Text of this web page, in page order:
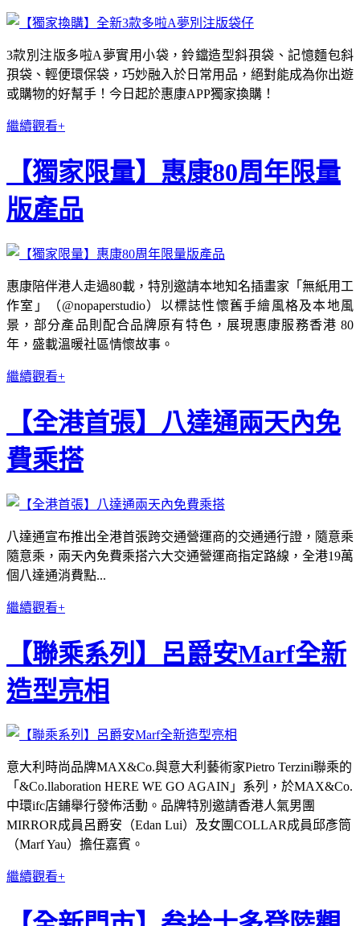
3款別注版多啦A夢實用小袋，鈴鐺造型斜孭袋、記憶麵包斜
孭袋、輕便環保袋，巧妙融入於日常用品，絕對能成為你出遊
或購物的好幫手！今日起於惠康APP獨家換購！
繼續觀看+
【獨家限量】惠康80周年限量
版產品
惠康陪伴港人走過80載，特別邀請本地知名插畫家「無紙用工
作室」（@nopaperstudio）以標誌性懷舊手繪風格及本地風
景，部分產品則配合品牌原有特色，展現惠康服務香港 80
年，盛載溫暖社區情懷故事。
繼續觀看+
【全港首張】八達通兩天內免
費乘搭
八達通宣布推出全港首張跨交通營運商的交通通行證，隨意乘
隨意乘，兩天內免費乘搭六大交通營運商指定路線，全港19萬
個八達通消費點...
繼續觀看+
【聯乘系列】呂爵安Marf全新
造型亮相
意大利時尚品牌MAX&Co.與意大利藝術家Pietro Terzini聯乘的
「&Co.llaboration HERE WE GO AGAIN」系列，於MAX&Co.
中環ifc店鋪舉行發佈活動。品牌特別邀請香港人氣男團
MIRROR成員呂爵安（Edan Lui）及女團COLLAR成員邱彥筒
（Marf Yau）擔任嘉賓。
繼續觀看+